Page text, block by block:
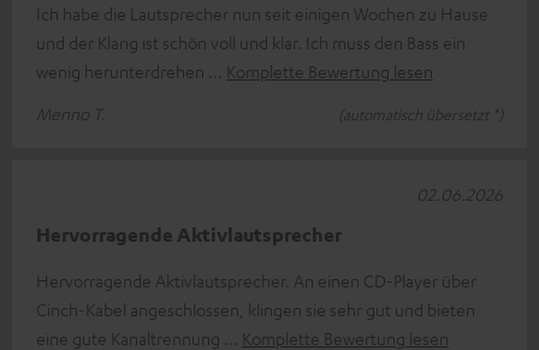
Ich habe die Lautsprecher nun seit einigen Wochen zu Hause
und der Klang ist schön voll und klar. Ich muss den Bass ein
wenig herunterdrehen
Komplette Bewertung lesen
Menno T.
(automatisch übersetzt *)
Hervorragende Aktivlautsprecher
Hervorragende Aktivlautsprecher. An einen CD-Player über
Cinch-Kabel angeschlossen, klingen sie sehr gut und bieten
eine gute Kanaltrennung
Komplette Bewertung lesen
02.06.2026